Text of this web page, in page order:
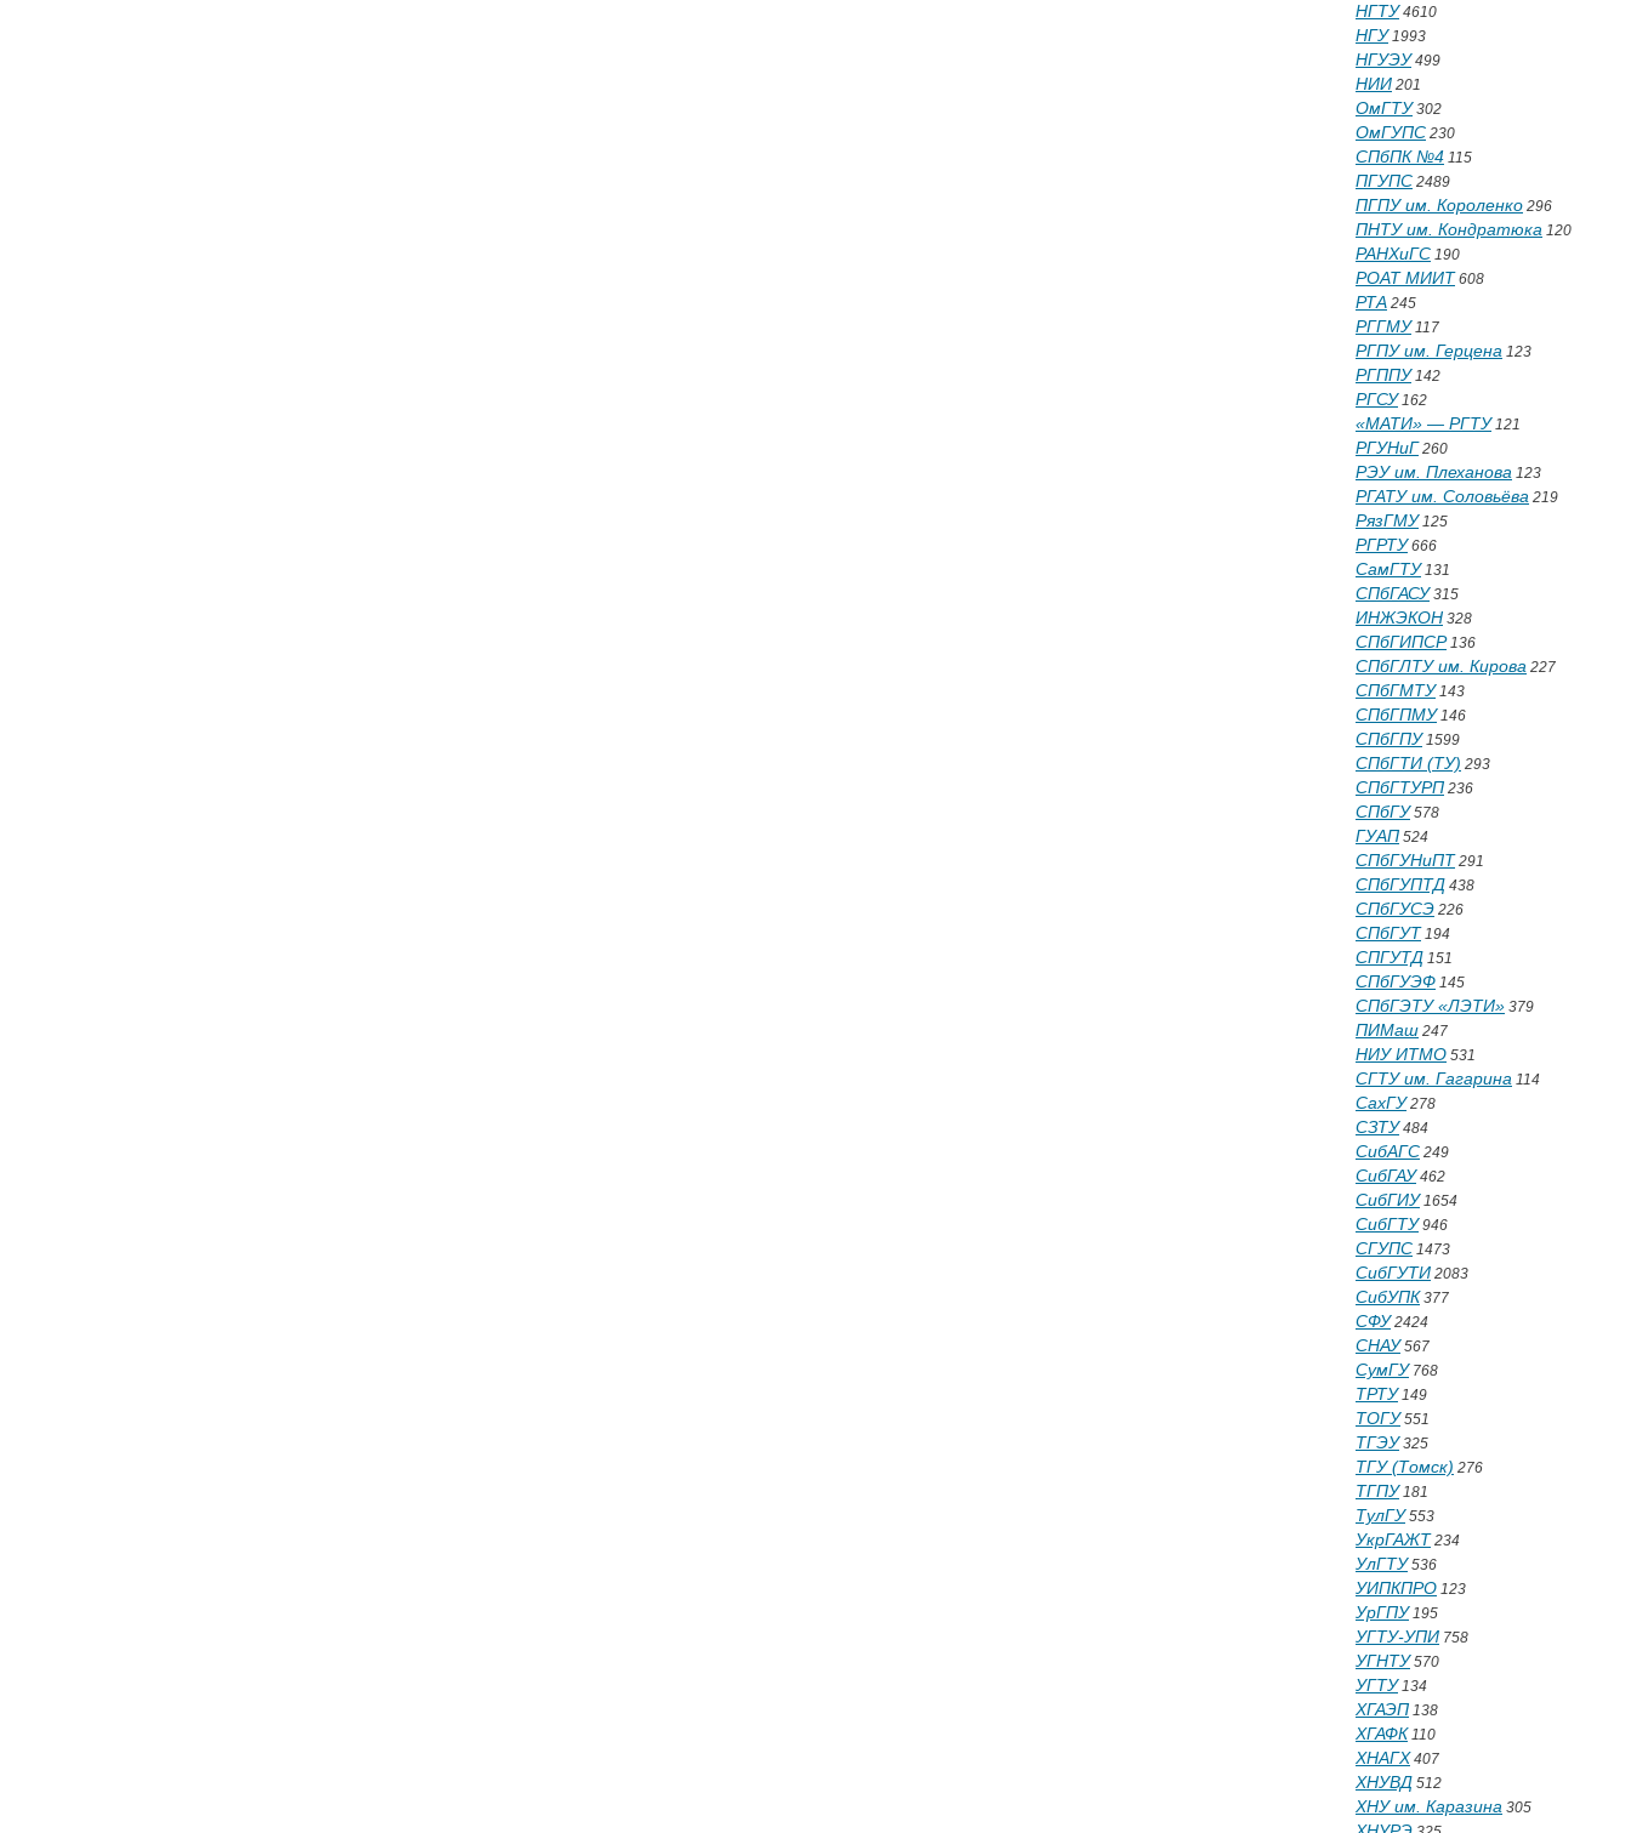
НГТУ4610
НГУ1993
НГУЭУ499
НИИ 201
ОмГТУ302
ОмГУПС 230
СПбПК №4 115
ПГУПС 2489
ПГПУ им. Короленко 296
ПНТУ им. Кондратюка 120
РАНХиГС 190
РОАТ МИИТ 608
РТА 245
РГГМУ117
РГПУ им. Герцена 123
РГППУ142
РГСУ162
«МАТИ» — РГТУ121
РГУНиГ 260
РЭУ им. Плеханова 123
РГАТУ им. Соловьёва 219
РязГМУ125
РГРТУ666
СамГТУ131
СПбГАСУ315
ИНЖЭКОН 328
СПбГИПСР136
СПбГЛТУ им. Кирова 227
СПбГМТУ143
СПбГПМУ146
СПбГПУ1599
СПбГТИ (ТУ) 293
СПбГТУРП 236
СПбГУ578
ГУАП 524
СПбГУНиПТ 291
СПбГУПТД 438
СПбГУСЭ 226
СПбГУТ 194
СПГУТД 151
СПбГУЭФ 145
СПбГЭТУ «ЛЭТИ» 379
ПИМаш 247
НИУ ИТМО 531
СГТУ им. Гагарина 114
СахГУ278
СЗТУ484
СибАГС 249
СибГАУ462
СибГИУ1654
СибГТУ946
СГУПС 1473
СибГУТИ 2083
СибУПК 377
СФУ2424
СНАУ567
СумГУ768
ТРТУ149
ТОГУ551
ТГЭУ325
ТГУ (Томск) 276
ТГПУ181
ТулГУ553
УкрГАЖТ 234
УлГТУ536
УИПКПРО 123
УрГПУ195
УГТУ-УПИ 758
УГНТУ570
УГТУ134
ХГАЭП 138
ХГАФК 110
ХНАГХ 407
ХНУВД 512
ХНУ им. Каразина 305